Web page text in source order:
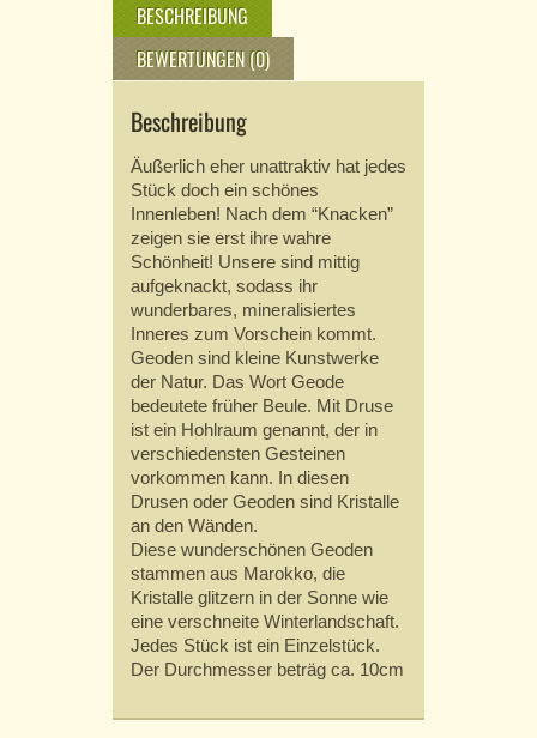
BESCHREIBUNG
BEWERTUNGEN (0)
Beschreibung
Äußerlich eher unattraktiv hat jedes
Stück doch ein schönes
Innenleben! Nach dem “Knacken”
zeigen sie erst ihre wahre
Schönheit! Unsere sind mittig
aufgeknackt, sodass ihr
wunderbares, mineralisiertes
Inneres zum Vorschein kommt.
Geoden sind kleine Kunstwerke
der Natur. Das Wort Geode
bedeutete früher Beule. Mit Druse
ist ein Hohlraum genannt, der in
verschiedensten Gesteinen
vorkommen kann. In diesen
Drusen oder Geoden sind Kristalle
an den Wänden.
Diese wunderschönen Geoden
stammen aus Marokko, die
Kristalle glitzern in der Sonne wie
eine verschneite Winterlandschaft.
Jedes Stück ist ein Einzelstück.
Der Durchmesser beträg ca. 10cm